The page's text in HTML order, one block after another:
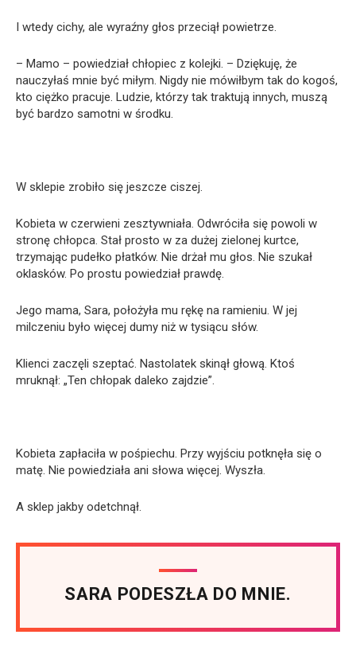
I wtedy cichy, ale wyraźny głos przeciął powietrze.
– Mamo – powiedział chłopiec z kolejki. – Dziękuję, że
nauczyłaś mnie być miłym. Nigdy nie mówiłbym tak do kogoś,
kto ciężko pracuje. Ludzie, którzy tak traktują innych, muszą
być bardzo samotni w środku.
W sklepie zrobiło się jeszcze ciszej.
Kobieta w czerwieni zesztywniała. Odwróciła się powoli w
stronę chłopca. Stał prosto w za dużej zielonej kurtce,
trzymając pudełko płatków. Nie drżał mu głos. Nie szukał
oklasków. Po prostu powiedział prawdę.
Jego mama, Sara, położyła mu rękę na ramieniu. W jej
milczeniu było więcej dumy niż w tysiącu słów.
Klienci zaczęli szeptać. Nastolatek skinął głową. Ktoś
mruknął: „Ten chłopak daleko zajdzie”.
Kobieta zapłaciła w pośpiechu. Przy wyjściu potknęła się o
matę. Nie powiedziała ani słowa więcej. Wyszła.
A sklep jakby odetchnął.
SARA PODESZŁA DO MNIE.